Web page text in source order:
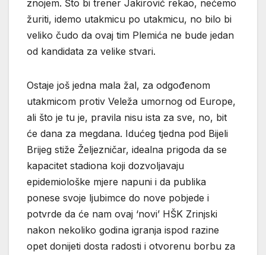
znojem. Što bi trener Jakirović rekao, nećemo
žuriti, idemo utakmicu po utakmicu, no bilo bi
veliko čudo da ovaj tim Plemića ne bude jedan
od kandidata za velike stvari.
Ostaje još jedna mala žal, za odgođenom
utakmicom protiv Veleža umornog od Europe,
ali što je tu je, pravila nisu ista za sve, no, bit
će dana za megdana. Idućeg tjedna pod Bijeli
Brijeg stiže Željezničar, idealna prigoda da se
kapacitet stadiona koji dozvoljavaju
epidemiološke mjere napuni i da publika
ponese svoje ljubimce do nove pobjede i
potvrde da će nam ovaj ‘novi’ HŠK Zrinjski
nakon nekoliko godina igranja ispod razine
opet donijeti dosta radosti i otvorenu borbu za